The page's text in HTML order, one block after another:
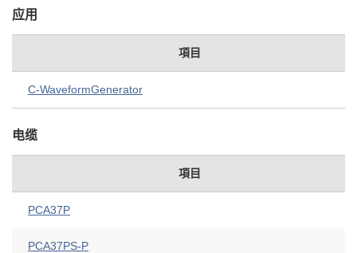
应用
項目
C-WaveformGenerator
电缆
項目
PCA37P
PCA37PS-P